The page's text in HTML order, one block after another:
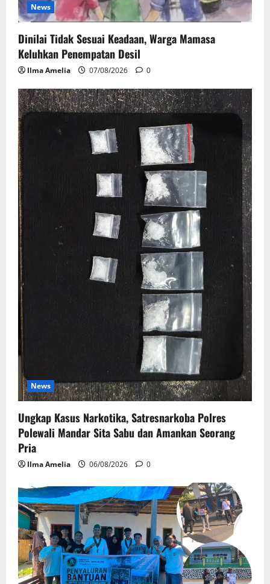
News
Dinilai Tidak Sesuai Keadaan, Warga Mamasa
Keluhkan Penempatan Desil
Ilma Amelia 07/08/2026 0
News
Ungkap Kasus Narkotika, Satresnarkoba Polres
Polewali Mandar Sita Sabu dan Amankan Seorang
Pria
Ilma Amelia 06/08/2026 0